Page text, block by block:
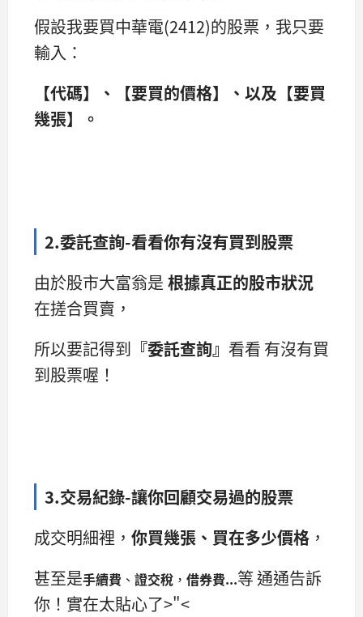
假設我要買中華電(2412)的股票，我只要
輸入：
【代碼】、【要買的價格】、以及【要買
幾張】。
2.委託查詢-看看你有沒有買到股票
由於股市大富翁是 根據真正的股市狀況
在搓合買賣，
所以要記得到 『委託查詢』 看看 有沒有買
到股票喔！
3.交易紀錄-讓你回顧交易過的股票
成交明細裡， 你買幾張、買在多少價格 ，
甚至是手續費 、 證交稅 ， 借券費...等 通通告訴
你！實在太貼心了>"<